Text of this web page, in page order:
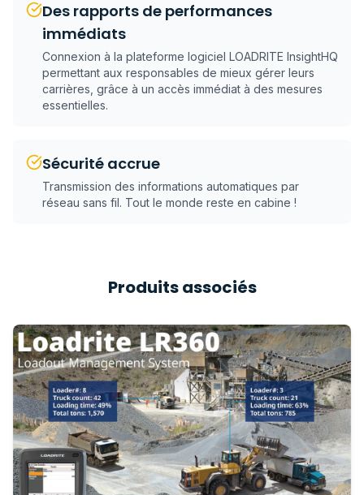
Des rapports de performances
immédiats
Connexion à la plateforme logiciel LOADRITE InsightHQ
permettant aux responsables de mieux gérer leurs
carrières, grâce à un accès immédiat à des mesures
essentielles.
Sécurité accrue
Transmission des informations automatiques par
réseau sans fil. Tout le monde reste en cabine !
Produits associés